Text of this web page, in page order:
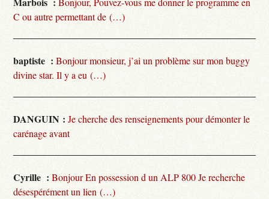
C ou autre permettant de (…)
baptiste : Bonjour monsieur, j’ai un problème sur mon buggy
divine star. Il y a eu (…)
DANGUIN : Je cherche des renseignements pour démonter le
carénage avant
Cyrille : Bonjour En possession d un ALP 800 Je recherche
désespérément un lien (…)